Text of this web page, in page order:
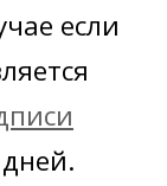
если